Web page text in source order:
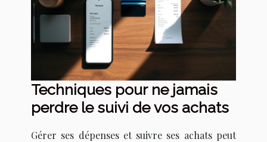
Techniques pour ne jamais
perdre le suivi de vos achats
Gérer ses dépenses et suivre ses achats peut